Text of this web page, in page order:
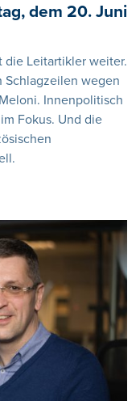
dem 20. Juni
die Leitartikler weiter.
Schlagzeilen wegen
Innenpolitisch
Fokus. Und die